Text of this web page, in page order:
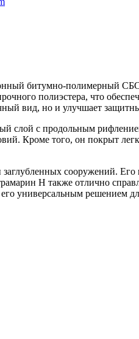
битумно-полимерный
полиэстера, что
вид, но и улучшает
слой с продольным
Кроме того, он покрыт
сооружений.
Н также отлично
универсальным решением